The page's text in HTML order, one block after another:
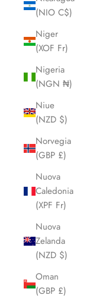
(NIO C$)
Niger
(XOF Fr)
Nigeria
(NGN ₦)
Niue
(NZD $)
Norvegia
(GBP £)
Nuova
Caledonia
(XPF Fr)
Nuova
Zelanda
(NZD $)
Oman
(GBP £)